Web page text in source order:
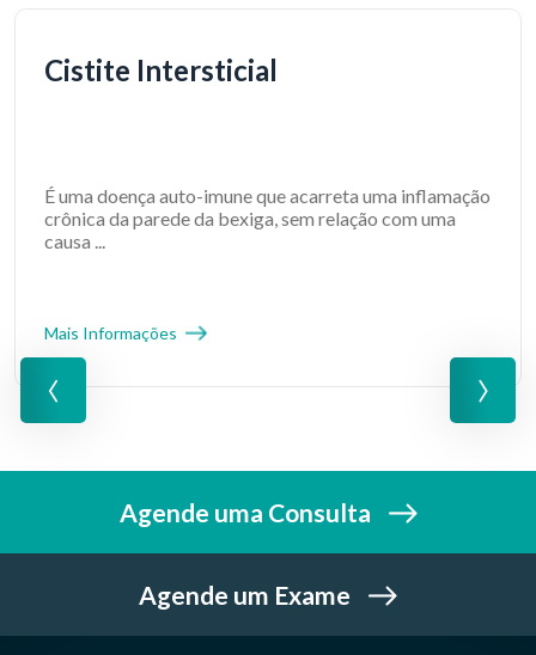
Cistite Intersticial
É uma doença auto-imune que acarreta uma inflamação
crônica da parede da bexiga, sem relação com uma
causa ...
Mais Informações
‹ ›
Agende uma Consulta
Agende um Exame